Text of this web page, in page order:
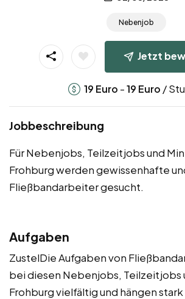
Nebenjob
Jetzt
19 Euro -19 Euro /
Jobbeschreibung
Für Nebenjobs, Teilzeitjobs und
Frohburg werden gewissenhafte
Fließbandarbeiter gesucht.
Aufgaben
ZustelDie Aufgaben von
bei diesen Nebenjobs, Teilzeitjobs
Frohburg vielfältig und hängen